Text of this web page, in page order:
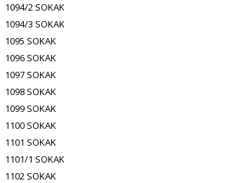
1094/2 SOKAK
1094/3 SOKAK
1095 SOKAK
1096 SOKAK
1097 SOKAK
1098 SOKAK
1099 SOKAK
1100 SOKAK
1101 SOKAK
1101/1 SOKAK
1102 SOKAK